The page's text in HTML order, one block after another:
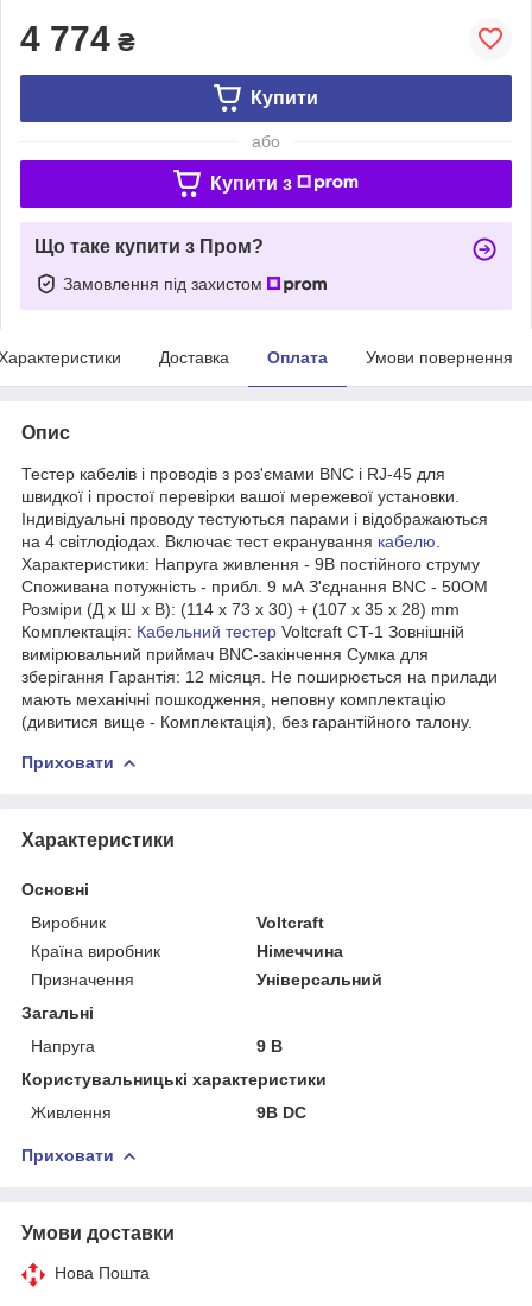
4 774 ₴
Купити
або
Купити з
Що таке купити з Пром?
Замовлення під захистом
Доставка Оплата Умови повернення
Опис
Тестер кабелів і проводів з роз'ємами BNC і RJ-45 для
швидкої і простої перевірки вашої мережевої установки.
Індивідуальні проводу тестуються парами і відображаються
на 4 світлодіодах. Включає тест екранування кабелю
Характеристики: Напруга живлення - 9В постійного струму
Споживана потужність - прибл. 9 мА З'єднання BNC - 50ОМ
Розміри (Д х Ш х В): (114 x 73 x 30) + (107 x 35 x 28) mm
Комплектація: Кабельний тестер Voltcraft CT-1 Зовнішній
вимірювальний приймач BNC-закінчення Сумка для
зберігання Гарантія: 12 місяця. Не поширюється на прилади
мають механічні пошкодження, неповну комплектацію
(дивитися вище - Комплектація), без гарантійного талону.
Приховати
Характеристики
Основні
Виробник
Voltcraft
Країна виробник
Німеччина
Призначення
Універсальний
Загальні
Напруга
9 В
Користувальницькі характеристики
Живлення
9В DC
Приховати
Умови доставки
Нова Пошта